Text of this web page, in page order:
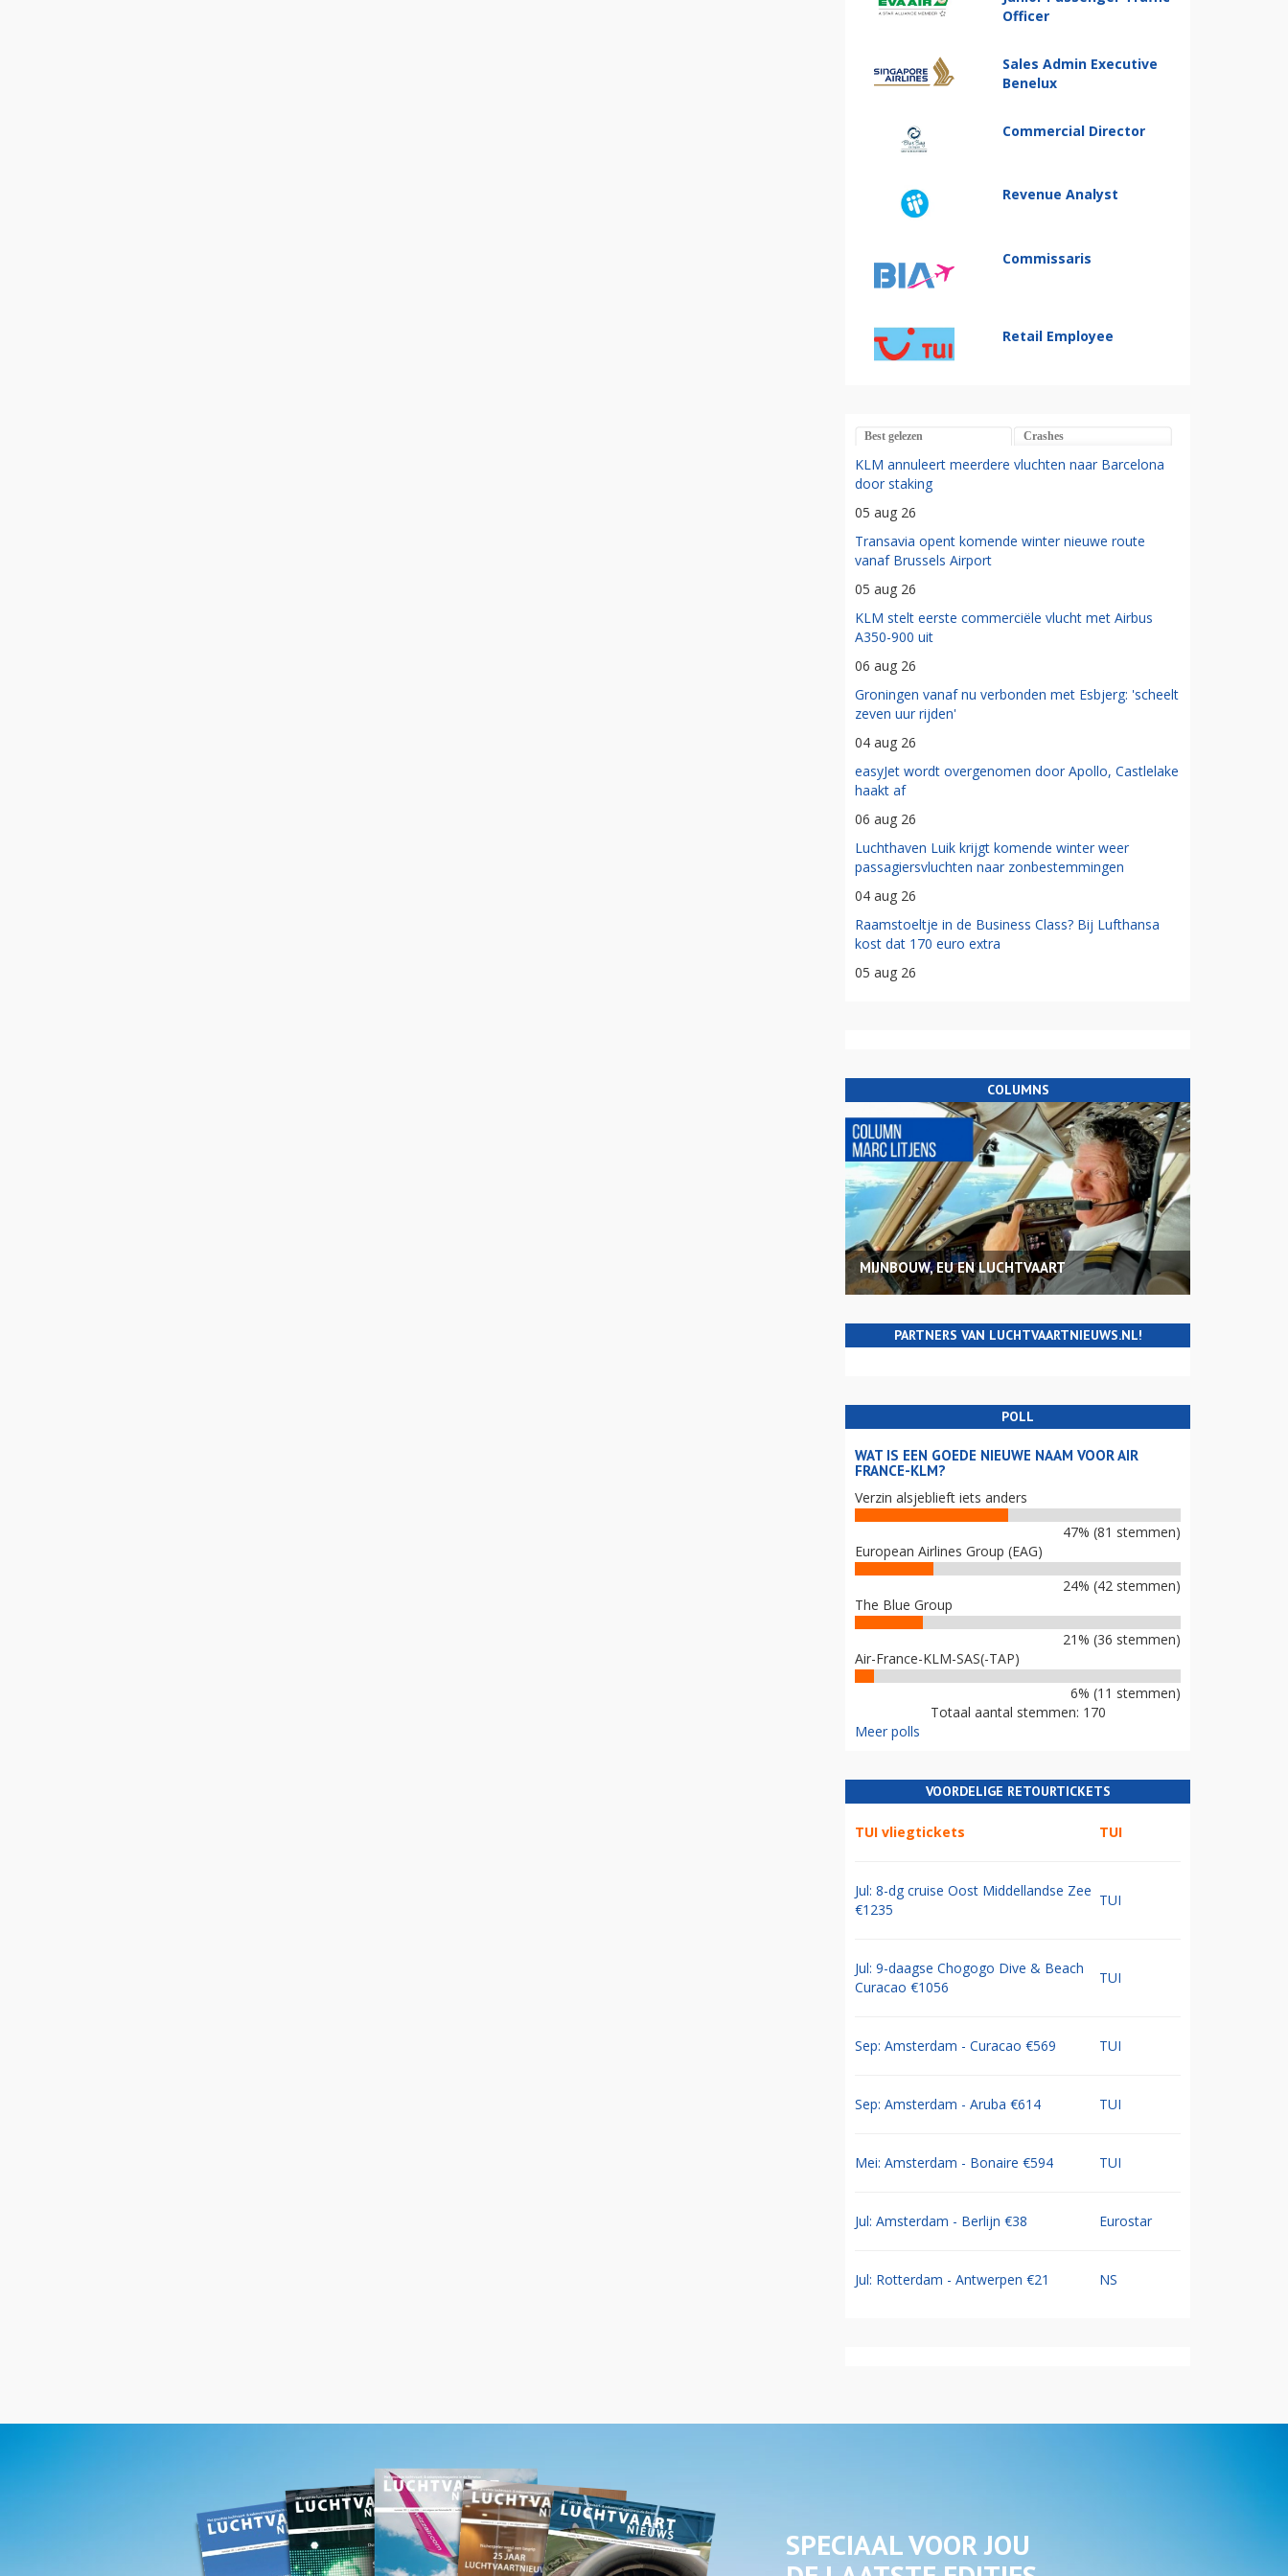
Officer
Sales Admin Executive
Benelux
Commercial Director
Revenue Analyst
Commissaris
Retail Employee
Best gelezen Crashes
KLM annuleert meerdere vluchten naar Barcelona
door staking
05 aug 26
Transavia opent komende winter nieuwe route
vanaf Brussels Airport
05 aug 26
KLM stelt eerste commerciële vlucht met Airbus
A350-900 uit
06 aug 26
Groningen vanaf nu verbonden met Esbjerg: 'scheelt
zeven uur rijden'
04 aug 26
easyJet wordt overgenomen door Apollo, Castlelake
haakt af
06 aug 26
Luchthaven Luik krijgt komende winter weer
passagiersvluchten naar zonbestemmingen
04 aug 26
Raamstoeltje in de Business Class? Bij Lufthansa
kost dat 170 euro extra
05 aug 26
COLUMNS
MIJNBOUW, EU EN LUCHTVAART
PARTNERS VAN LUCHTVAARTNIEUWS.NL!
POLL
WAT IS EEN GOEDE NIEUWE NAAM VOOR AIR
FRANCE-KLM?
Verzin alsjeblieft iets anders
47% (81 stemmen)
European Airlines Group (EAG)
24% (42 stemmen)
The Blue Group
21% (36 stemmen)
Air-France-KLM-SAS(-TAP)
6% (11 stemmen)
Totaal aantal stemmen: 170
Meer polls
VOORDELIGE RETOURTICKETS
TUI vliegtickets TUI
Jul: 8-dg cruise Oost Middellandse Zee
€1235
TUI
Jul: 9-daagse Chogogo Dive & Beach
Curacao €1056
TUI
Sep: Amsterdam - Curacao €569 TUI
Sep: Amsterdam - Aruba €614 TUI
Mei: Amsterdam - Bonaire €594 TUI
Jul: Amsterdam - Berlijn €38 Eurostar
Jul: Rotterdam - Antwerpen €21 NS
SPECIAAL VOOR JOU